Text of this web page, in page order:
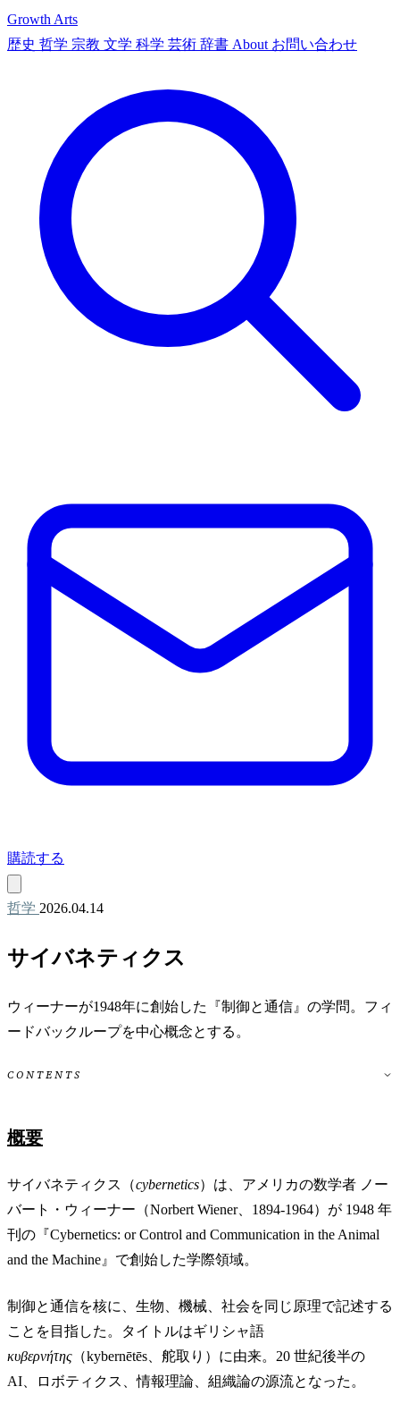
Growth Arts
歴史 哲学 宗教 文学 科学 芸術 辞書 About お問い合わせ
購読する
哲学 2026.04.14
サイバネティクス
ウィーナーが1948年に創始した『制御と通信』の学問。フィ
ードバックループを中心概念とする。
CONTENTS
概要
サイバネティクス（cybernetics）は、アメリカの数学者 ノー
バート・ウィーナー（Norbert Wiener、1894-1964）が 1948 年
刊の『Cybernetics: or Control and Communication in the Animal
and the Machine』で創始した学際領域。
制御と通信を核に、生物、機械、社会を同じ原理で記述する
ことを目指した。タイトルはギリシャ語
κυβερνήτης （kybernētēs、舵取り）に由来。20 世紀後半の
AI、ロボティクス、情報理論、組織論の源流となった。